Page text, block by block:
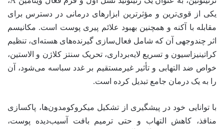
یکی از قوی‌ترین و مؤثرترین ابزارهای درمانی در دسترس برای
مقابله با آکنه و همچنین بهبود علائم پیری پوست است. مکانیسم
اثر چندوجهی آن که شامل فعال‌سازی گیرنده‌های هسته‌ای، تنظیم
کراتینیزاسیون و تسریع لایه‌برداری، تحریک سنتز کلاژن و الاستین،
خواص ضد التهابی و تأثیر غیرمستقیم بر غدد سباسه می‌شود، آن
را به یک درمان جامع تبدیل کرده است.
با توانایی خود در پیشگیری از تشکیل میکروکومدون‌ها، پاکسازی
منافذ، کاهش التهاب و حتی ترمیم بافت آسیب‌دیده پوست،